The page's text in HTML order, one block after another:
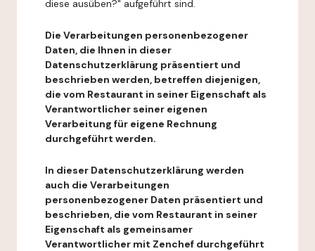
diese ausüben?" aufgeführt sind.
Die Verarbeitungen personenbezogener
Daten, die Ihnen in dieser
Datenschutzerklärung präsentiert und
beschrieben werden, betreffen diejenigen,
die vom Restaurant in seiner Eigenschaft als
Verantwortlicher seiner eigenen
Verarbeitung für eigene Rechnung
durchgeführt werden.
In dieser Datenschutzerklärung werden
auch die Verarbeitungen
personenbezogener Daten präsentiert und
beschrieben, die vom Restaurant in seiner
Eigenschaft als gemeinsamer
Verantwortlicher mit Zenchef durchgeführt